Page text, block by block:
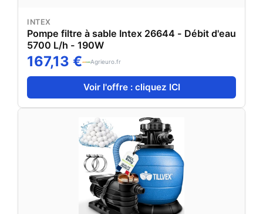
INTEX
Pompe filtre à sable Intex 26644 - Débit d'eau
5700 L/h - 190W
167,13 € Agrieuro.fr
Voir l'offre : cliquez ICI